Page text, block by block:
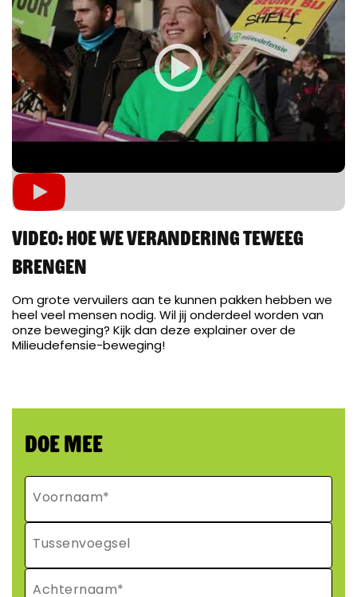
Video: hoe we verandering teweeg
brengen
Om grote vervuilers aan te kunnen pakken hebben we
heel veel mensen nodig. Wil jij onderdeel worden van
onze beweging? Kijk dan deze explainer over de
Milieudefensie-beweging!
Doe mee
Voornaam*
Tussenvoegsel
Achternaam*